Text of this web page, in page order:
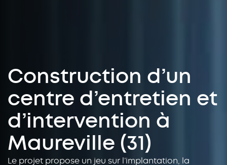
Construction d’un
centre d’entretien et
d’intervention à
Maureville (31)
Le projet propose un jeu sur l’implantation, la